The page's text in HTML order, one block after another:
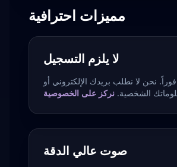
مميزات احترافية
لا يلزم التسجيل
فوراً. نحن لا نطلب بريدك الإلكتروني أو
الشخصية. نركز على الخصوصية
صوت عالي الدقة